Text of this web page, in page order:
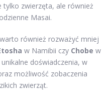
tylko zwierzęta, ale również
Masai.
również rozważyć mniej
w Namibii czy Chobe w
doświadczenia, w
możliwość zobaczenia
zwierząt.